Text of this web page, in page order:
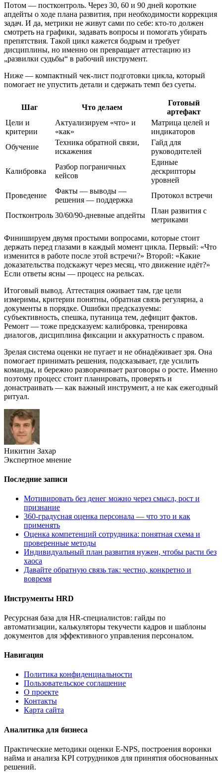
Потом — постконтроль. Через 30, 60 и 90 дней короткие
апдейты о ходе плана развития, при необходимости коррекция
задач. И да, метрики не живут сами по себе: кто‑то должен
смотреть на графики, задавать вопросы и помогать убирать
препятствия. Такой цикл кажется бодрым и требует
дисциплины, но именно он превращает аттестацию из
„развилки судьбы“ в рабочий инструмент.
Ниже — компактный чек‑лист подготовки цикла, который
помогает не упустить детали и сдержать темп без суеты.
Шаг Что делаем
Готовый
артефакт
Цели и
критерии
Актуализируем «что» и
«как»
Матрица целей и
индикаторов
Обучение
Техника обратной связи,
искажения
Гайд для
руководителей
Калибровка
Разбор пограничных
кейсов
Единые
дескрипторы
уровней
Проведение
Факты — выводы —
решения — поддержка
Протокол встречи
Постконтроль 30/60/90‑дневные апдейты
План развития с
метриками
Финишируем двумя простыми вопросами, которые стоит
держать перед глазами в каждый момент цикла. Первый: «Что
изменится в работе после этой встречи?» Второй: «Какие
доказательства подскажут через месяц, что движение идёт?»
Если ответы ясны — процесс на рельсах.
Итоговый вывод. Аттестация оживает там, где цели
измеримы, критерии понятны, обратная связь регулярна, а
документы в порядке. Ошибки предсказуемы:
субъективность, спешка, путаница тем, дефицит фактов.
Ремонт — тоже предсказуем: калибровка, тренировка
диалогов, дисциплина фиксации и аккуратность с правом.
Зрелая система оценки не пугает и не обнадёживает зря. Она
помогает принимать решения, подсказывает, где усилить
команды, и бережно разворачивает разговоры о росте. Именно
поэтому процесс стоит планировать, проверять и
донастраивать — как важный инструмент, а не как ежегодный
ритуал.
Никитин Захар
Экспертное мнение
Последние записи
Мотивировать без денег можно через смысл, рост и
признание
360-градусная оценка персонала — что это и как
применять
Оценка компетенций сотрудника: понятная схема и
проверенные методы
Индивидуальный план развития нужен, чтобы расти без
хаоса
Давайте обратную связь так: честно, конкретно и
вовремя
Инструменты HRD
Ресурсная база для HR-специалистов: гайды по
автоматизации, калькуляторы текучести кадров и шаблоны
документов для эффективного управления персоналом.
Навигация
Политика конфиденциальности
Пользовательское соглашение
О проекте
Контакты
Карта сайта
Аналитика для бизнеса
Практические методики оценки E-NPS, построения воронки
найма и анализа KPI сотрудников для принятия обоснованных
решений.